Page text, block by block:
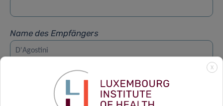
Name des Empfängers
Vorname des Empfängers
X